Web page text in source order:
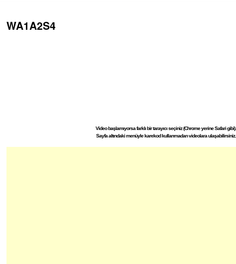
WA1A2S4
Video başlamıyorsa farklı bir tarayıcı seçiniz (Chrome yerine Safari gibi).
Sayfa altındaki menüyle karekod kullanmadan videolara ulaşabilirsiniz.